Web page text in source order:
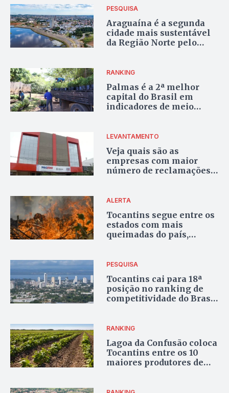
nacional
PESQUISA
Araguaína é a segunda
cidade mais sustentável
da Região Norte pelo
RANKING
Palmas é a 2ª melhor
capital do Brasil em
indicadores de meio
LEVANTAMENTO
Veja quais são as
empresas com maior
número de reclamações
ALERTA
Tocantins segue entre os
estados com mais
queimadas do país,
PESQUISA
Tocantins cai para 18ª
posição no ranking de
competitividade do Brasil
RANKING
Lagoa da Confusão coloca
Tocantins entre os 10
maiores produtores de